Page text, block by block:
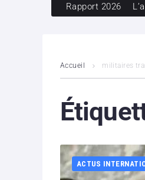
Rapport 2026
Accueil militaires
ACTUS